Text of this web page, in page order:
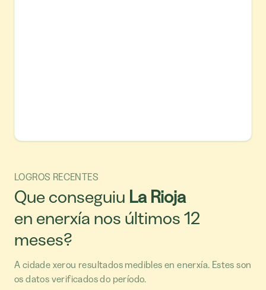
LOGROS RECENTES
Que conseguiu La Rioja
en enerxía nos últimos 12
meses?
A cidade xerou resultados medibles en enerxía. Estes son
os datos verificados do período.